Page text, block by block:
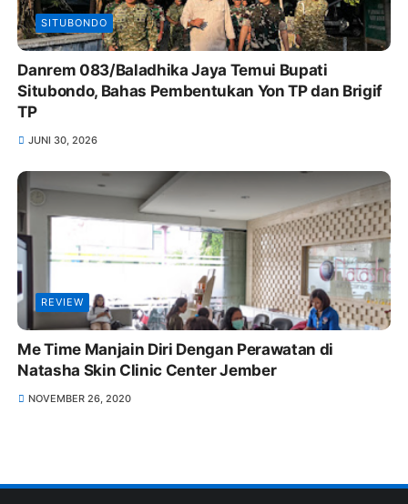
SITUBONDO
Danrem 083/Baladhika Jaya Temui Bupati
Situbondo, Bahas Pembentukan Yon TP dan Brigif
TP
JUNI 30, 2026
REVIEW
Me Time Manjain Diri Dengan Perawatan di
Natasha Skin Clinic Center Jember
NOVEMBER 26, 2020